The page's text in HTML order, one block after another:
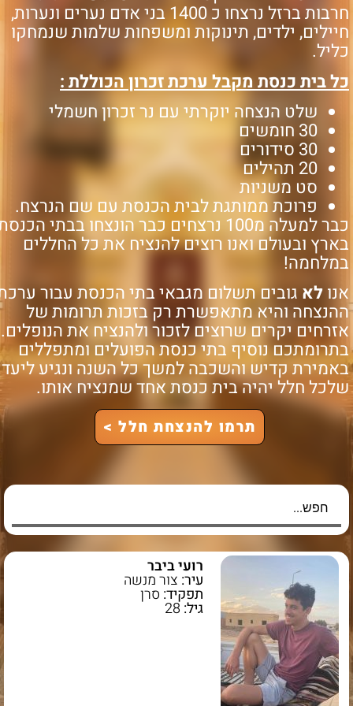
חרבות ברזל נרצחו כ 1400 בני אדם נערים ונערות,
ילדים, תינוקות ומשפחות שלמות שנמחקו
בית כנסת מקבל ערכת זכרון הכוללת :
שלט הנצחה יוקרתי עם נר זכרון חשמלי
30 חומשים
30 סידורים
20 תהילים
סט משניות
פרוכת ממותגת לבית הכנסת עם שם הנרצח.
כבר למעלה מ100 נרצחים כבר הונצחו בבתי הכנסת
ובעולם ואנו רוצים להנציח את כל החללים
לאגובים תשלום מגבאי בתי הכנסת עבור ערכת
והיא מתאפשרת רק בזכות תרומות של
יקרים שרוצים לזכור ולהנציח את הנופלים.
נוסיףבתי כנסת הפועלים ומתפללים
קדיש והשכבה למשך כל השנה ונגיע ליעד
חלל יהיה בית כנסת אחד שמנציח אותו.
תרמו להנצחת חלל >
רועי ביבר
עיר:צור מנשה
תפקיד:סרן
גיל:28